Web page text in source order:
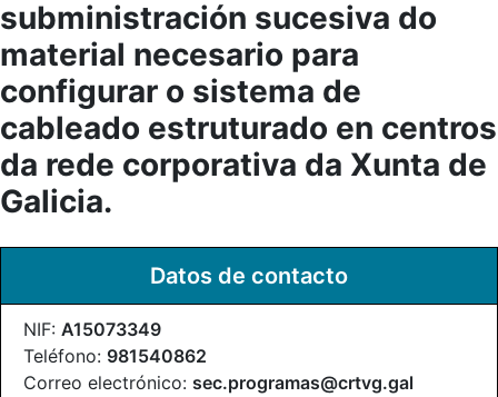
subministración sucesiva do
material necesario para
configurar o sistema de
cableado estruturado en centros
da rede corporativa da Xunta de
Galicia.
Datos de contacto
NIF: A15073349
Teléfono: 981540862
Correo electrónico: sec.programas@crtvg.gal